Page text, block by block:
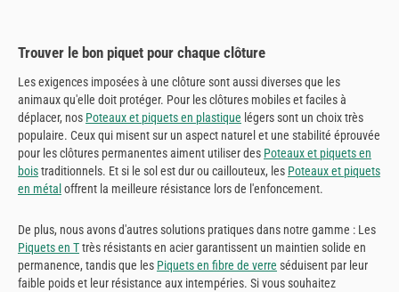
Trouver le bon piquet pour chaque clôture
Les exigences imposées à une clôture sont aussi diverses que les
animaux qu'elle doit protéger. Pour les clôtures mobiles et faciles à
déplacer, nos Poteaux et piquets en plastique légers sont un choix très
populaire. Ceux qui misent sur un aspect naturel et une stabilité éprouvée
pour les clôtures permanentes aiment utiliser des Poteaux et piquets en
boistraditionnels. Et si le sol est dur ou caillouteux, les Poteaux et piquets
en métal offrent la meilleure résistance lors de l'enfoncement.
De plus, nous avons d'autres solutions pratiques dans notre gamme : Les
Piquets en Ttrès résistants en acier garantissent un maintien solide en
permanence, tandis que les Piquets en fibre de verre séduisent par leur
faible poids et leur résistance aux intempéries. Si vous souhaitez